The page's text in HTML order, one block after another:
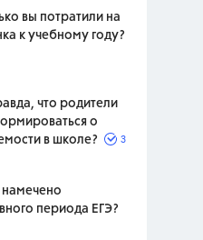
вы потратили на
к учебному году?
что родители
о
в школе?
3
намечено
периода ЕГЭ?